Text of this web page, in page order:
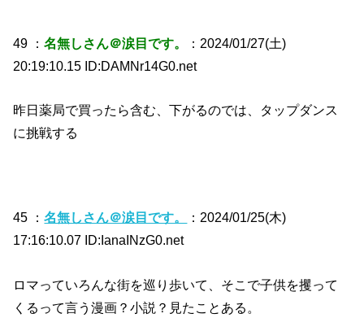
49 ：名無しさん＠涙目です。
：2024/01/27(土)
20:19:10.15 ID:DAMNr14G0.net
昨日薬局で買ったら含む、下がるのでは、タップダンス
に挑戦する
45 ：名無しさん＠涙目です。
：2024/01/25(木)
17:16:10.07 ID:IanaINzG0.net
ロマっていろんな街を巡り歩いて、そこで子供を攫って
くるって言う漫画？小説？見たことある。